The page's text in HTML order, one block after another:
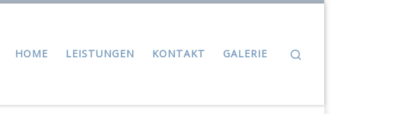
HOME LEISTUNGEN KONTAKT GALERIE